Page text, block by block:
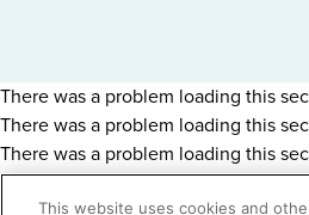
There was a problem loading this
There was a problem loading this
There was a problem loading this
This website uses cookies and